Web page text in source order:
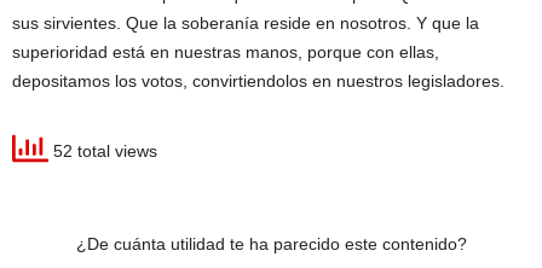
sus sirvientes. Que la soberanía reside en nosotros. Y que la
superioridad está en nuestras manos, porque con ellas,
depositamos los votos, convirtiendolos en nuestros legisladores.
52 total views
¿De cuánta utilidad te ha parecido este contenido?